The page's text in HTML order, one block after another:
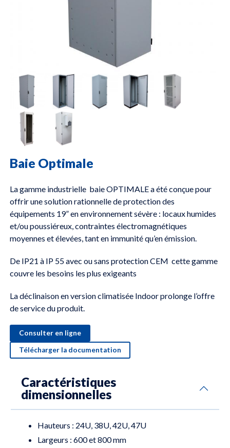
Baie Optimale
La gamme industrielle baie OPTIMALE a été conçue pour
offrir une solution rationnelle de protection des
équipements 19” en environnement sévère : locaux humides
et/ou poussiéreux, contraintes électromagnétiques
moyennes et élevées, tant en immunité qu’en émission.
De IP21 à IP 55 avec ou sans protection CEM cette gamme
couvre les besoins les plus exigeants
La déclinaison en version climatisée Indoor prolonge l’offre
de service du produit.
Consulter en ligne
Télécharger la documentation
Caractéristiques
dimensionnelles
Hauteurs : 24U, 38U, 42U, 47U
Largeurs : 600 et 800 mm